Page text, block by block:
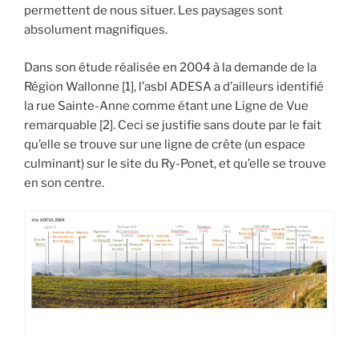
permettent de nous situer. Les paysages sont
absolument magnifiques.
Dans son étude réalisée en 2004 à la demande de la
Région Wallonne [1], l’asbl ADESA a d’ailleurs identifié
la rue Sainte-Anne comme étant une Ligne de Vue
remarquable [2]. Ceci se justifie sans doute par le fait
qu’elle se trouve sur une ligne de crête (un espace
culminant) sur le site du Ry-Ponet, et qu’elle se trouve
en son centre.